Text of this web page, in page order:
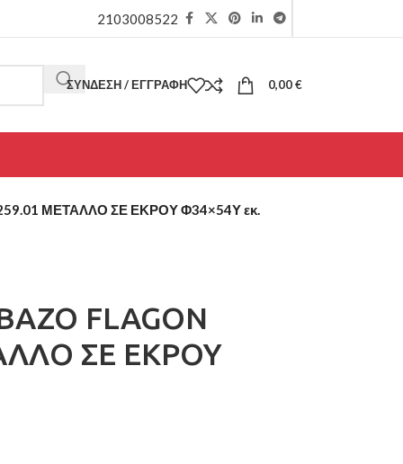
2103008522
ΣΎΝΔΕΣΗ / ΕΓΓΡΑΦΉ 0,00€
ΜΕΤΑΛΛΟ ΣΕ ΕΚΡΟΥ Φ34×54Υ εκ.
FLAGON
ΣΕ ΕΚΡΟΥ